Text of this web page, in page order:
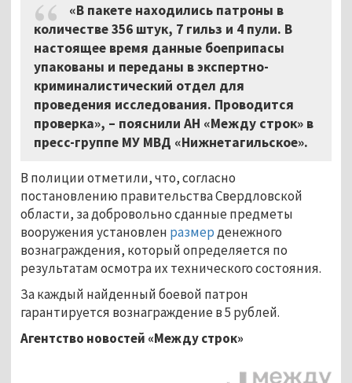
«В пакете находились патроны в
количестве 356 штук, 7 гильз и 4 пули. В
настоящее время данные боеприпасы
упакованы и переданы в экспертно-
криминалистический отдел для
проведения исследования. Проводится
проверка», – пояснили АН «Между строк» в
пресс-группе МУ МВД «Нижнетагильское».
В полиции отметили, что, согласно
постановлению правительства Свердловской
области, за добровольно сданные предметы
вооружения установлен размерденежного
вознаграждения, который определяется по
результатам осмотра их технического состояния.
За каждый найденный боевой патрон
гарантируется вознаграждение в 5 рублей.
Агентство новостей «Между строк»